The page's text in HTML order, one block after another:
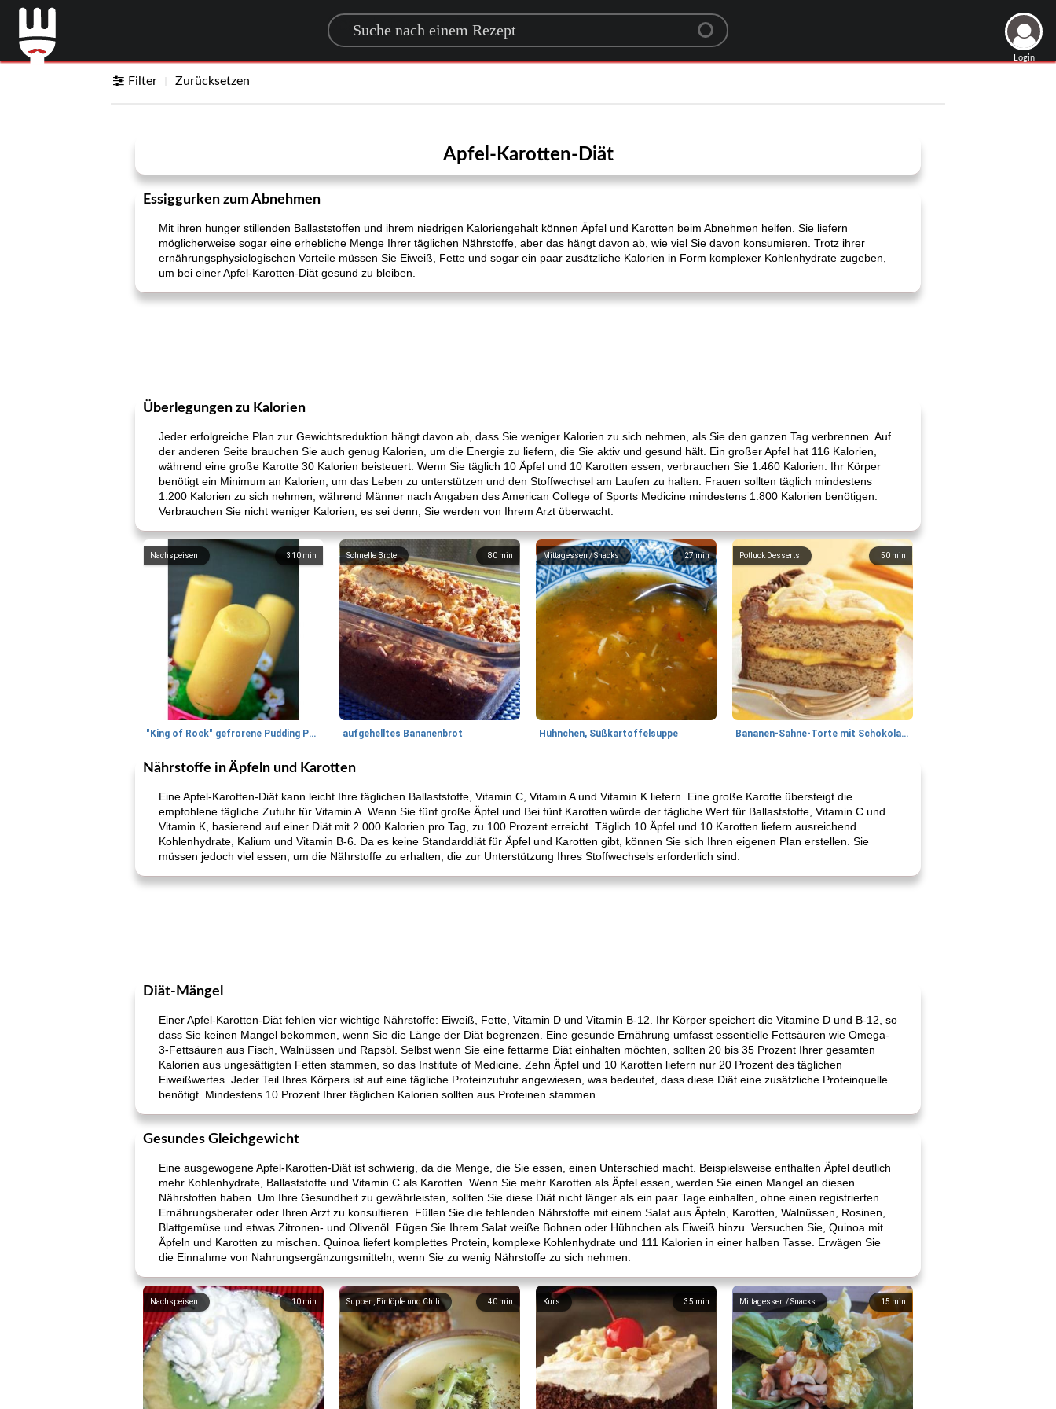
Search for a recipe
Login
Filter Zurücksetzen
Apfel-Karotten-Diät
Essiggurken zum Abnehmen
Mit ihren hunger stillenden Ballaststoffen und ihrem niedrigen Kaloriengehalt können Äpfel und Karotten beim Abnehmen helfen. Sie liefern
möglicherweise sogar eine erhebliche Menge Ihrer täglichen Nährstoffe, aber das hängt davon ab, wie viel Sie davon konsumieren. Trotz ihrer
ernährungsphysiologischen Vorteile müssen Sie Eiweiß, Fette und sogar ein paar zusätzliche Kalorien in Form komplexer Kohlenhydrate zugeben,
um bei einer Apfel-Karotten-Diät gesund zu bleiben.
Überlegungen zu Kalorien
Jeder erfolgreiche Plan zur Gewichtsreduktion hängt davon ab, dass Sie weniger Kalorien zu sich nehmen, als Sie den ganzen Tag verbrennen. Auf
der anderen Seite brauchen Sie auch genug Kalorien, um die Energie zu liefern, die Sie aktiv und gesund hält. Ein großer Apfel hat 116 Kalorien,
während eine große Karotte 30 Kalorien beisteuert. Wenn Sie täglich 10 Äpfel und 10 Karotten essen, verbrauchen Sie 1.460 Kalorien. Ihr Körper
benötigt ein Minimum an Kalorien, um das Leben zu unterstützen und den Stoffwechsel am Laufen zu halten. Frauen sollten täglich mindestens
1.200 Kalorien zu sich nehmen, während Männer nach Angaben des American College of Sports Medicine mindestens 1.800 Kalorien benötigen.
Verbrauchen Sie nicht weniger Kalorien, es sei denn, Sie werden von Ihrem Arzt überwacht.
310 min
Nachspeisen
"King of Rock" gefrorene Pudding Pops
80 min
Schnelle Brote
aufgehelltes Bananenbrot
27min
Mittagessen / Snacks
Hühnchen, Süßkartoffelsuppe
50 min
Potluck Desserts
Bananen-Sahne-Torte mit Schokoladenglasur
Nährstoffe in Äpfeln und Karotten
Eine Apfel-Karotten-Diät kann leicht Ihre täglichen Ballaststoffe, Vitamin C, Vitamin A und Vitamin K liefern. Eine große Karotte übersteigt die
empfohlene tägliche Zufuhr für Vitamin A. Wenn Sie fünf große Äpfel und Bei fünf Karotten würde der tägliche Wert für Ballaststoffe, Vitamin C und
Vitamin K, basierend auf einer Diät mit 2.000 Kalorien pro Tag, zu 100 Prozent erreicht. Täglich 10 Äpfel und 10 Karotten liefern ausreichend
Kohlenhydrate, Kalium und Vitamin B-6. Da es keine Standarddiät für Äpfel und Karotten gibt, können Sie sich Ihren eigenen Plan erstellen. Sie
müssen jedoch viel essen, um die Nährstoffe zu erhalten, die zur Unterstützung Ihres Stoffwechsels erforderlich sind.
Diät-Mängel
Einer Apfel-Karotten-Diät fehlen vier wichtige Nährstoffe: Eiweiß, Fette, Vitamin D und Vitamin B-12. Ihr Körper speichert die Vitamine D und B-12, so
dass Sie keinen Mangel bekommen, wenn Sie die Länge der Diät begrenzen. Eine gesunde Ernährung umfasst essentielle Fettsäuren wie Omega-
3-Fettsäuren aus Fisch, Walnüssen und Rapsöl. Selbst wenn Sie eine fettarme Diät einhalten möchten, sollten 20 bis 35 Prozent Ihrer gesamten
Kalorien aus ungesättigten Fetten stammen, so das Institute of Medicine. Zehn Äpfel und 10 Karotten liefern nur 20 Prozent des täglichen
Eiweißwertes. Jeder Teil Ihres Körpers ist auf eine tägliche Proteinzufuhr angewiesen, was bedeutet, dass diese Diät eine zusätzliche Proteinquelle
benötigt. Mindestens 10 Prozent Ihrer täglichen Kalorien sollten aus Proteinen stammen.
Gesundes Gleichgewicht
Eine ausgewogene Apfel-Karotten-Diät ist schwierig, da die Menge, die Sie essen, einen Unterschied macht. Beispielsweise enthalten Äpfel deutlich
mehr Kohlenhydrate, Ballaststoffe und Vitamin C als Karotten. Wenn Sie mehr Karotten als Äpfel essen, werden Sie einen Mangel an diesen
Nährstoffen haben. Um Ihre Gesundheit zu gewährleisten, sollten Sie diese Diät nicht länger als ein paar Tage einhalten, ohne einen registrierten
Ernährungsberater oder Ihren Arzt zu konsultieren. Füllen Sie die fehlenden Nährstoffe mit einem Salat aus Äpfeln, Karotten, Walnüssen, Rosinen,
Blattgemüse und etwas Zitronen- und Olivenöl. Fügen Sie Ihrem Salat weiße Bohnen oder Hühnchen als Eiweiß hinzu. Versuchen Sie, Quinoa mit
Äpfeln und Karotten zu mischen. Quinoa liefert komplettes Protein, komplexe Kohlenhydrate und 111 Kalorien in einer halben Tasse. Erwägen Sie
die Einnahme von Nahrungsergänzungsmitteln, wenn Sie zu wenig Nährstoffe zu sich nehmen.
10 min
Nachspeisen 40 min
Suppen, Eintöpfe und Chili 35 min
Kurs 15 min
Mittagessen / Snacks